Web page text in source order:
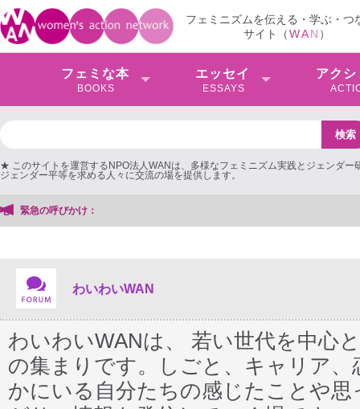
フェミニズムを伝える・学ぶ・つ
サイト（WAN ）
フェミな本
BOOKS
エッセイ
ESSAYS
アクシ
★ このサイトを運営するNPO法人WANは、多様なフェミニズム実践とジェンダー
ジェンダー平等を求める人々に交流の場を提供します。
緊急の呼びかけ：
わいわいWAN
わいわいWANは、 若い世代を中心
の集まりです。しごと、キャリア
かにいる自分たちの感じたことや